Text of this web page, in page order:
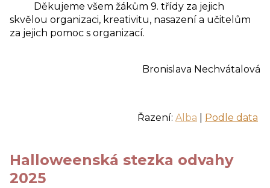
Děkujeme všem žákům 9. třídy za jejich
skvělou organizaci, kreativitu, nasazení a učitelům
za jejich pomoc s organizací.
Bronislava Nechvátalová
Řazení: Alba Podle data
Halloweenská stezka odvahy
2025